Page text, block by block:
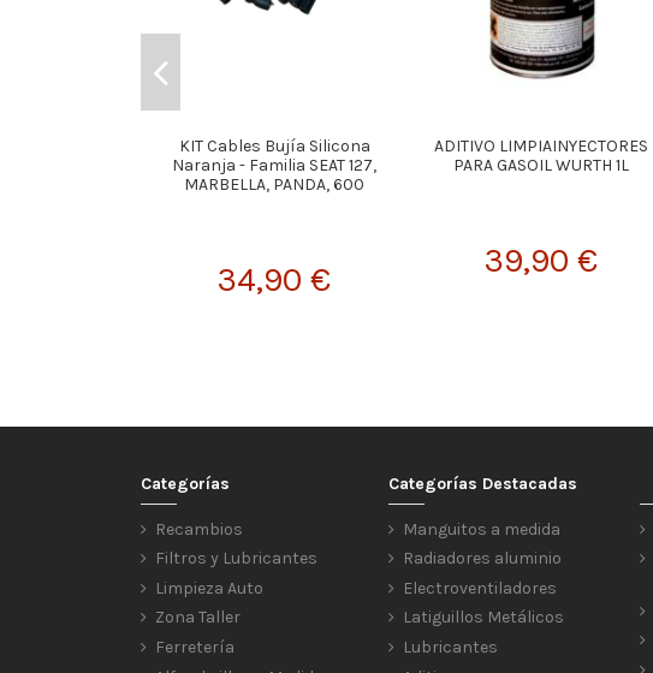
KIT Cables Bujía Silicona
Naranja - Familia SEAT 127,
MARBELLA, PANDA, 600
34,90 €
ADITIVO LIMPIAINYECTORES
PARA GASOIL WURTH 1L
39,90 €
Categorías
Recambios
Filtros y Lubricantes
Limpieza Auto
Zona Taller
Ferretería
Categorías Destacadas
Manguitos a medida
Radiadores aluminio
Electroventiladores
Latiguillos Metálicos
Lubricantes